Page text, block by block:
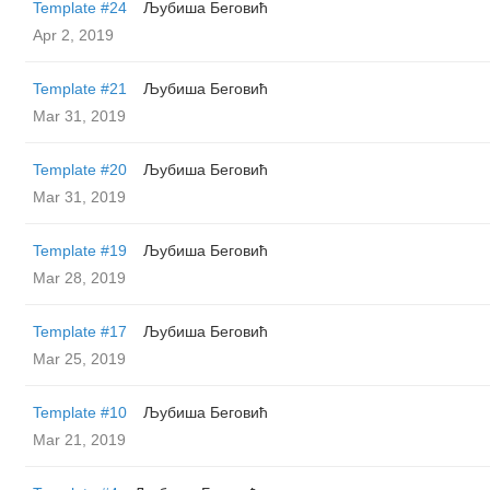
Template #24
Љубиша Беговић
Apr 2, 2019
Template #21
Љубиша Беговић
Mar 31, 2019
Template #20
Љубиша Беговић
Mar 31, 2019
Template #19
Љубиша Беговић
Mar 28, 2019
Template #17
Љубиша Беговић
Mar 25, 2019
Template #10
Љубиша Беговић
Mar 21, 2019